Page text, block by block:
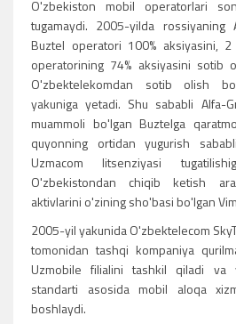
O'zbekiston mobil operatorlari
tugamaydi. 2005-yilda rossiyaning
Buztel operatori 100% aksiyasini,
operatorining 74% aksiyasini sotib
O'zbektelekomdan sotib olish
yakuniga yetadi. Shu sababli Alfa-
muammoli bo'lgan Buztelga
quyonning ortidan yugurish
Uzmacom litsenziyasi
O'zbekistondan chiqib ketish
aktivlarini o'zining sho'basi bo'lgan
2005-yil yakunida O'zbektelecom
tomonidan tashqi kompaniya
Uzmobile filialini tashkil qiladi va
standarti asosida mobil aloqa
boshlaydi.